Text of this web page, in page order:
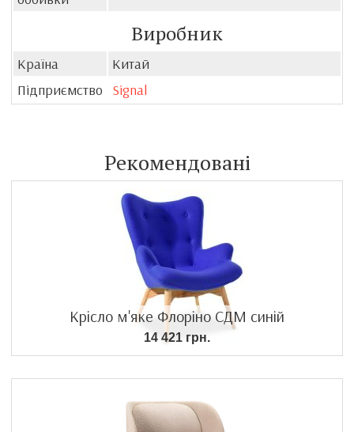
Виробник
Країна
Китай
Підприємство
Signal
Рекомендовані
Крісло м'яке Флоріно СДМ синій
14 421 грн.